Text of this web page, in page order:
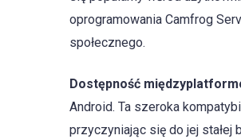
oprogramowania Camfrog
społecznego.
Dostępność
Android. Ta szeroka
przyczyniając się do jej stałej